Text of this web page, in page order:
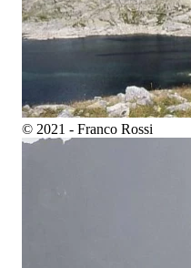
© 2021 - Franco Rossi